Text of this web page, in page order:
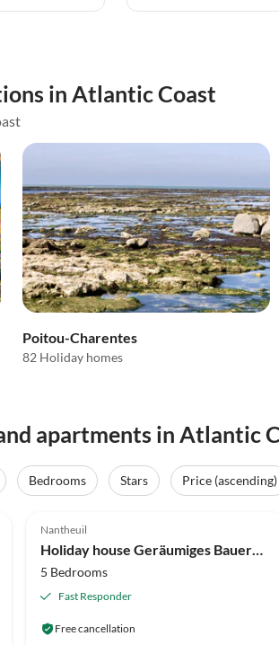
in Atlantic Coast
Poitou-Charentes
82 Holiday homes
apartments in Atlantic
Bedrooms Stars Price (ascending)
Nantheuil
5 Bedrooms
Fast Responder
Free cancellation